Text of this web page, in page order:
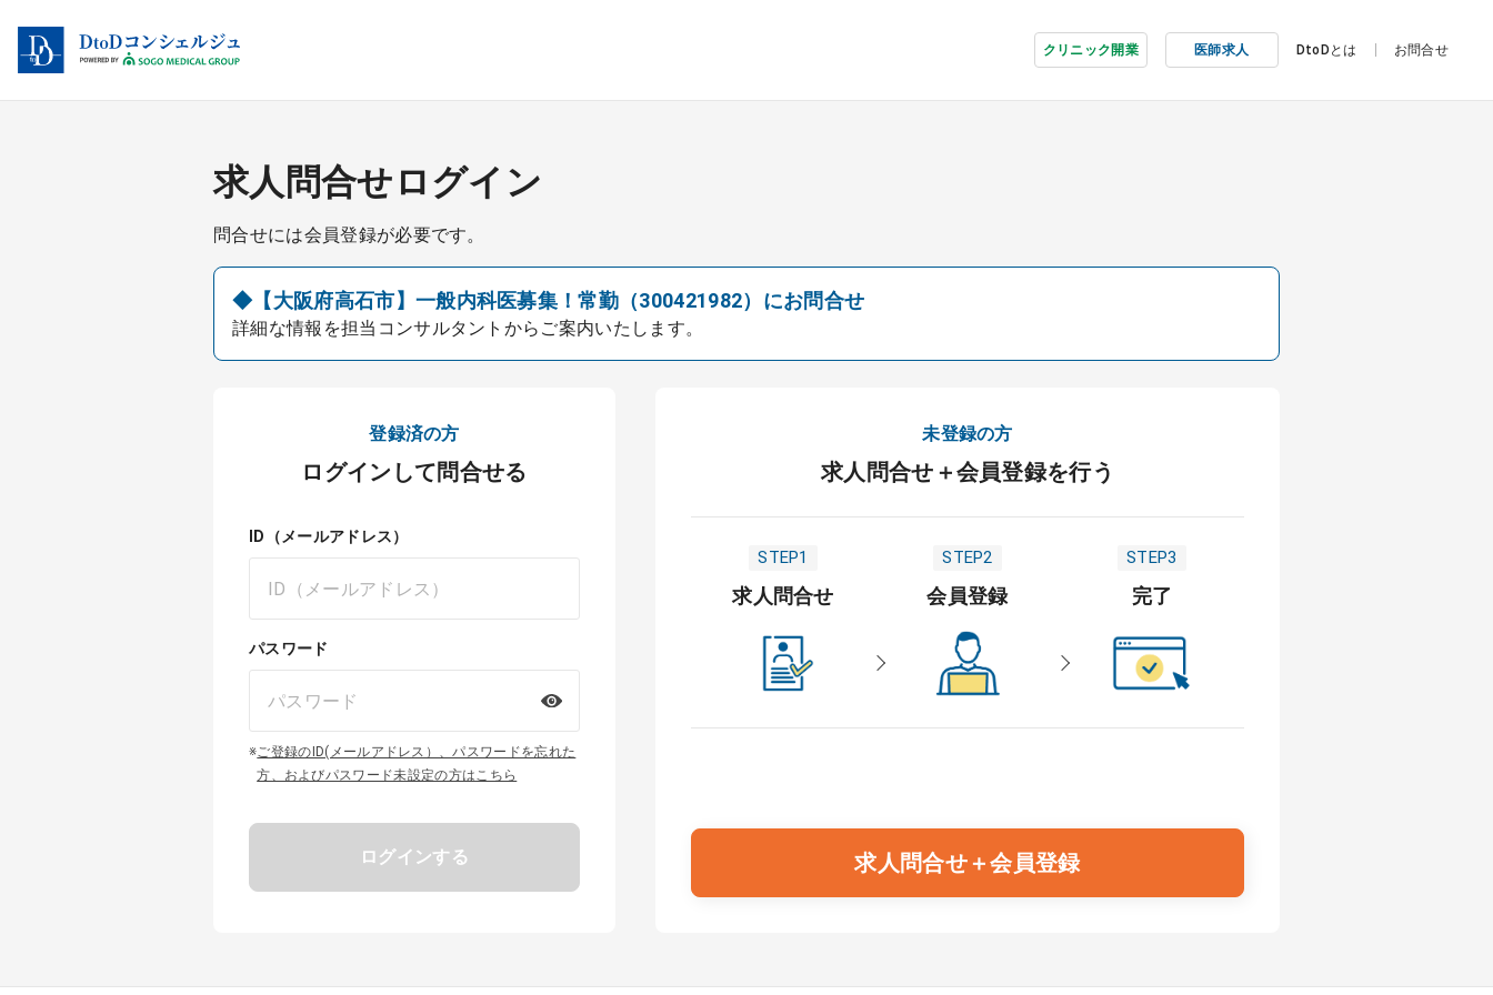
クリニック開業 医師求人 DtoDとは お問合せ
求人問合せログイン
問合せには会員登録が必要です。
◆【大阪府高石市】一般内科医募集！常勤（300421982）にお問合せ
詳細な情報を担当コンサルタントからご案内いたします。
登録済の方
ログインして問合せる
ID（メールアドレス）
パスワード
※ご登録のID(メールアドレス）、パスワードを忘れた
方、およびパスワード未設定の方はこちら
ログインする
未登録の方
求人問合せ＋会員登録を行う
STEP1
求人問合せ
STEP2
会員登録
STEP3
完了
求人問合せ＋会員登録